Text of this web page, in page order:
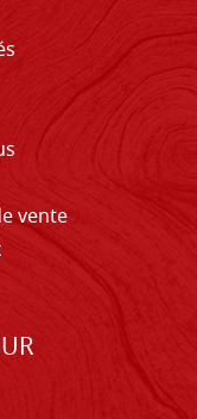
vente